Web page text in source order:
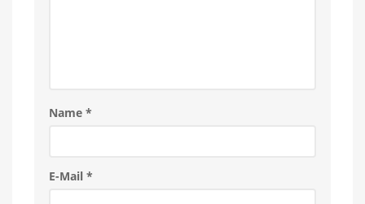
Name *
E-Mail *